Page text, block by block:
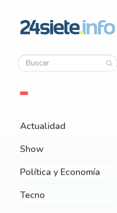
Actualidad
Show
Política y Economía
Tecno